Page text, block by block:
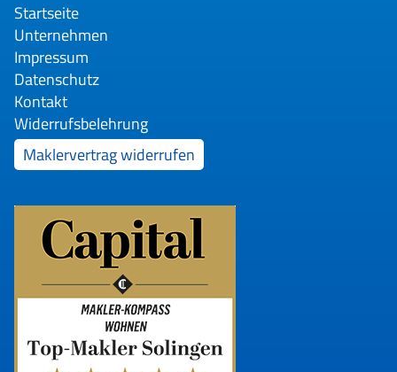
Startseite
Unternehmen
Impressum
Datenschutz
Kontakt
Widerrufsbelehrung
Maklervertrag widerrufen